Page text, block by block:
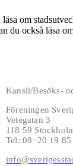
om
du också läsa
Kansli/Besöks-
Föreningen
Vetegatan 3
118 59
Tel: 08−20 19 85